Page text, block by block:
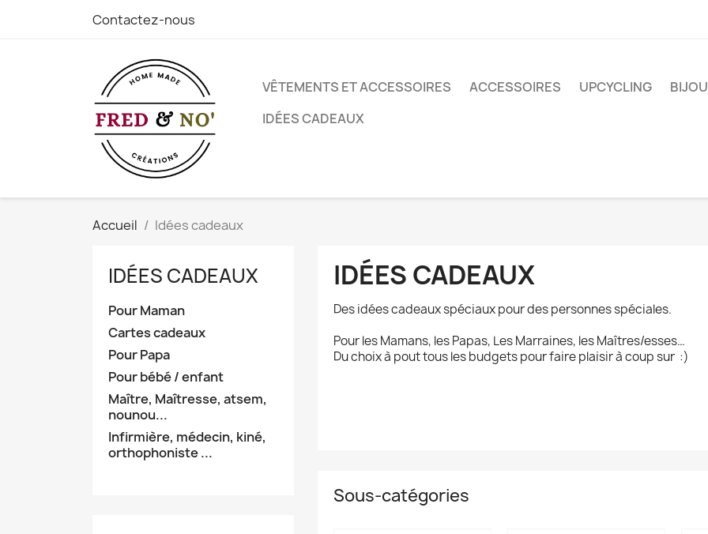
Contactez-nous
VÊTEMENTS ET ACCESSOIRES ACCESSOIRES UPCYCLING
IDÉES CADEAUX
Accueil Idées cadeaux
IDÉES CADEAUX
Pour Maman
Cartes cadeaux
Pour Papa
Pour bébé / enfant
Maître, Maîtresse, atsem,
nounou...
Infirmière, médecin, kiné,
orthophoniste ...
IDÉES CADEAUX
Des idées cadeaux spéciaux pour des personnes spéciales.
Pour les Mamans, les Papas, Les Marraines, les Maîtres/esses…
Du choix à pout tous les budgets pour faire plaisir à coup sur :)
Sous-catégories